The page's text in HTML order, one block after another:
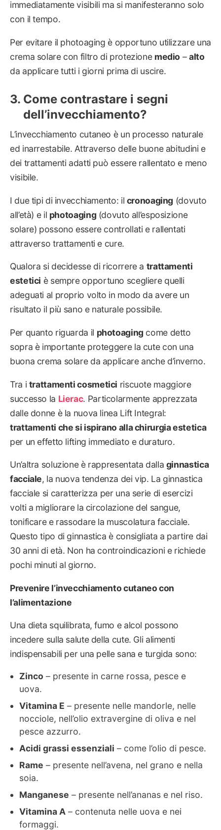
immediatamente visibili ma si manifesteranno solo
con il tempo.
Per evitare il photoaging è opportuno utilizzare una
crema solare con filtro di protezione medio –alto
da applicare tutti i giorni prima di uscire.
Come contrastare i segni
dell’invecchiamento?
L’invecchiamento cutaneo è un processo naturale
ed inarrestabile. Attraverso delle buone abitudini e
dei trattamenti adatti può essere rallentato e meno
visibile.
I due tipi di invecchiamento: il cronoaging (dovuto
all’età) e il photoaging (dovuto all’esposizione
solare) possono essere controllati e rallentati
attraverso trattamenti e cure.
Qualora si decidesse di ricorrere a trattamenti
estetici è sempre opportuno scegliere quelli
adeguati al proprio volto in modo da avere un
risultato il più sano e naturale possibile.
Per quanto riguarda il photoaging come detto
sopra è importante proteggere la cute con una
buona crema solare da applicare anche d’inverno.
Tra i trattamenti cosmetici riscuote maggiore
successo la Lierac. Particolarmente apprezzata
dalle donne è la nuova linea Lift Integral:
trattamenti che si ispirano alla chirurgia estetica
per un effetto lifting immediato e duraturo.
Un’altra soluzione è rappresentata dalla ginnastica
facciale, la nuova tendenza dei vip. La ginnastica
facciale si caratterizza per una serie di esercizi
volti a migliorare la circolazione del sangue,
tonificare e rassodare la muscolatura facciale.
Questo tipo di ginnastica è consigliata a partire dai
30 anni di età. Non ha controindicazioni e richiede
pochi minuti al giorno.
Prevenire l’invecchiamento cutaneo con
l’alimentazione
Una dieta squilibrata, fumo e alcol possono
incedere sulla salute della cute. Gli alimenti
indispensabili per una pelle sana e turgida sono:
Zinco – presente in carne rossa, pesce e
uova.
Vitamina E – presente nelle mandorle, nelle
nocciole, nell’olio extravergine di oliva e nel
pesce azzurro.
Acidi grassi essenziali – come l’olio di pesce.
Rame – presente nell’avena, nel grano e nella
soia.
Manganese – presente nell’ananas e nel riso.
Vitamina A – contenuta nelle uova e nei
formaggi.